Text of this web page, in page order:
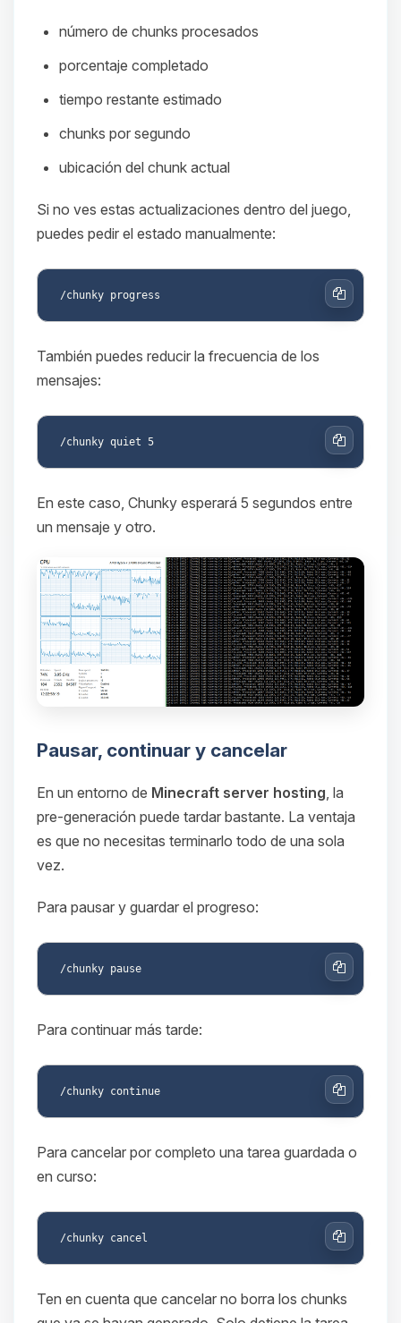
número de chunks procesados
porcentaje completado
tiempo restante estimado
chunks por segundo
ubicación del chunk actual
Si no ves estas actualizaciones dentro del juego,
puedes pedir el estado manualmente:
Copiar
También puedes reducir la frecuencia de los
mensajes:
Copiar
En este caso, Chunky esperará 5 segundos entre
un mensaje y otro.
Pausar, continuar y cancelar
En un entorno de Minecraft server hosting , la
pre-generación puede tardar bastante. La ventaja
es que no necesitas terminarlo todo de una sola
vez.
Para pausar y guardar el progreso:
Copiar
Para continuar más tarde:
Copiar
Para cancelar por completo una tarea guardada o
en curso:
Copiar
Ten en cuenta que cancelar no borra los chunks